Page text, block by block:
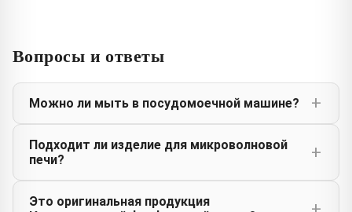
Вопросы и ответы
Можно ли мыть в посудомоечной машине?
Подходит ли изделие для микроволновой
печи?
Это оригинальная продукция